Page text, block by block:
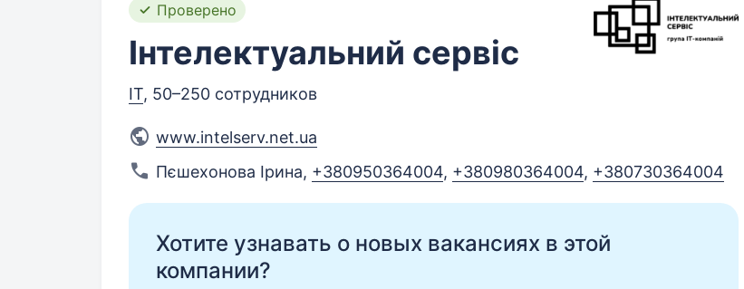
Проверено
Інтелектуальний сервіс
IT, 50–250 сотрудников
www.intelserv.net.ua
Пєшехонова Ірина, +380950364004, +380980364004, +380730364004
Хотите узнавать о новых вакансиях в этой
компании?